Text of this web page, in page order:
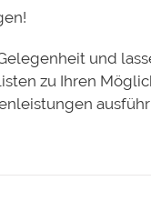
und
zu Ihren